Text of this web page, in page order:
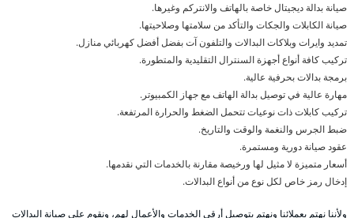
صيانة بدالة ديجيتال خاصة بالهاتف والانتركم وغيرها.
صيانة الكابلات والجكات والتأكد من سلامتها وصلاحيتها.
تمديد وايرات وبلاكات البدالات والتلفون آت بفضل أفضل كهربائي منازل.
تركيب كافة أنواع أجهزة السنترال التقليدية والمتطورة.
برمجة بدالات بحرفية عالية.
مهارة عالية في توصيل بدالة الهاتف مع جهاز الكمبيوتر.
تركيب كابلات ذات نوعيات تتحمل الضغط والحرارة المرتفعة.
ضبط الجرس والنغمة والوقت والتاريخ.
عقود صيانة دورية ومستمرة.
أسعار متميزة لا مثيل لها ورخيصة مقارنة بالخدمات التي نقدمها.
إدخال رمز خاص لكل نوع من أنواع البدالات.
ولأننا نهتم بعملائنا ونهتم بتوصيل أرقى الخدمات والأعمال لهم، ونقوم على صيانة البدالات